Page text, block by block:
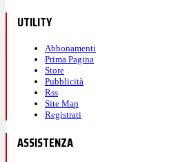
UTILITY
Abbonamenti
Prima Pagina
Store
Pubblicità
Rss
Site Map
Registrati
ASSISTENZA